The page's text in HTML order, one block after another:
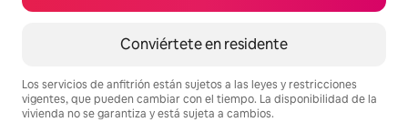
Conviértete en residente
Los servicios de anfitrión están sujetos a las leyes y restricciones
vigentes, que pueden cambiar con el tiempo. La disponibilidad de la
vivienda no se garantiza y está sujeta a cambios.